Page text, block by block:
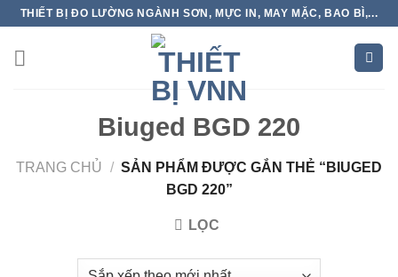
Skip
content
THIẾT BỊ ĐO LƯỜNG NGÀNH SƠN, MỰC IN, MAY MẶC, BAO BÌ,...
Biuged BGD 220
TRANG CHỦ / SẢN PHẨM ĐƯỢC GẮN THẺ “BIUGED
BGD 220”
LỌC